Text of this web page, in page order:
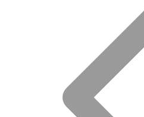
Καταστήματα Πώλησης
Ηλεκτροσυγκόλληση